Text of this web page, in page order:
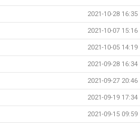
2021-10-28 16:35
2021-10-07 15:16
2021-10-05 14:19
2021-09-28 16:34
2021-09-27 20:46
2021-09-19 17:34
2021-09-15 09:59